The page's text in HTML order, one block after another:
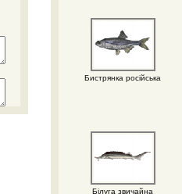
Бистрянка російська
Білуга звичайна